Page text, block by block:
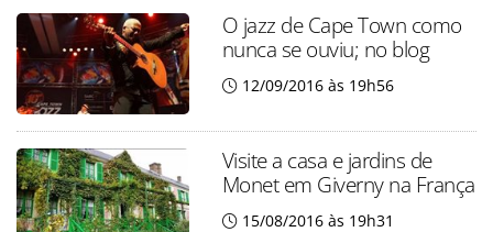
O jazz de Cape Town como
nunca se ouviu; no blog
12/09/2016 às 19h56
Visite a casa e jardins de
Monet em Giverny na França
15/08/2016 às 19h31